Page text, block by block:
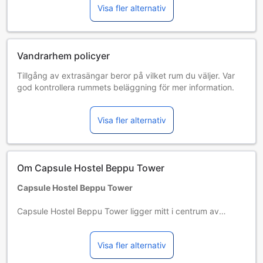
Visa fler alternativ
Vandrarhem policyer
Tillgång av extrasängar beror på vilket rum du väljer. Var
god kontrollera rummets beläggning för mer information.
Visa fler alternativ
Om Capsule Hostel Beppu Tower
Capsule Hostel Beppu Tower
Capsule Hostel Beppu Tower ligger mitt i centrum av
Beppu och dess omgivningar. I den här eftertraktade delen
av staden finns det ett brett utbud av populära
sevärdheter och den kommer aldrig sluta att fascinera dig.
Visa fler alternativ